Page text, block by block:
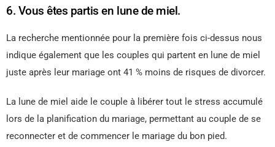
6. Vous êtes partis en lune de miel.
La recherche mentionnée pour la première fois ci-dessus nous
indique également que les couples qui partent en lune de miel
juste après leur mariage ont 41 % moins de risques de divorcer.
La lune de miel aide le couple à libérer tout le stress accumulé
lors de la planification du mariage, permettant au couple de se
reconnecter et de commencer le mariage du bon pied.